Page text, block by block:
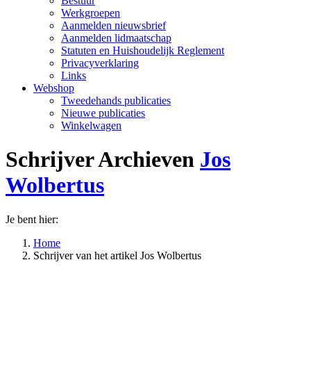
Werkgroepen
Aanmelden nieuwsbrief
Aanmelden lidmaatschap
Statuten en Huishoudelijk Reglement
Privacyverklaring
Links
Webshop
Tweedehands publicaties
Nieuwe publicaties
Winkelwagen
Schrijver Archieven Jos
Wolbertus
Je bent hier:
Home
Schrijver van het artikel Jos Wolbertus